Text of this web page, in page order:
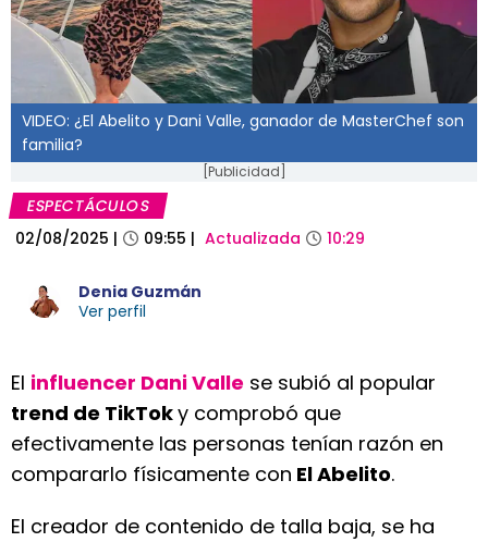
VIDEO: ¿El Abelito y Dani Valle, ganador de MasterChef son
familia?
[Publicidad]
ESPECTÁCULOS
02/08/2025 | 09:55 | Actualizada 10:29
Denia Guzmán
Ver perfil
El influencer Dani Valle se subió al popular
trend de TikToky comprobó que
efectivamente las personas tenían razón en
compararlo físicamente con El Abelito.
El creador de contenido de talla baja, se ha